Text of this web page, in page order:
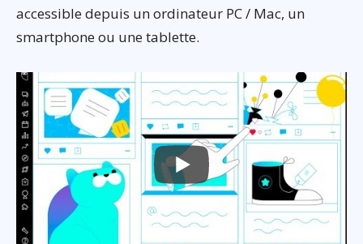
accessible depuis un ordinateur PC / Mac, un
smartphone ou une tablette.